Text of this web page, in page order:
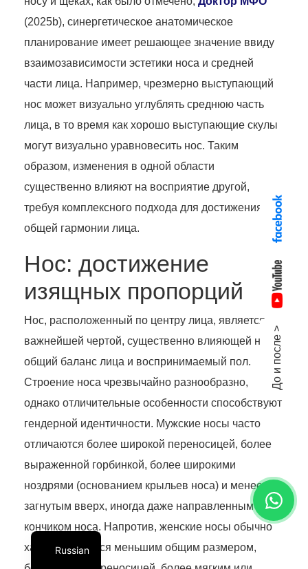
(2025b), синергетическое анатомическое
планирование имеет решающее значение ввиду
взаимозависимости эстетики носа и средней
части лица. Например, чрезмерно выступающий
нос может визуально углублять среднюю часть
лица, в то время как хорошо выступающие скулы
могут визуально уравновесить нос. Таким
образом, изменения в одной области
существенно влияют на восприятие другой,
требуя комплексного подхода для достижения
общей гармонии лица.
Нос: достижение
изящных пропорций
Нос, расположенный по центру лица, является
важнейшей чертой, существенно влияющей на
общий баланс лица и воспринимаемый пол.
Строение носа чрезвычайно разнообразно,
однако отличительные особенности способствуют
гендерной идентичности. Мужские носы часто
отличаются более широкой переносицей, более
выраженной горбинкой, более широкими
ноздрями (основанием крыльев носа) и менее
загнутым вверх, иногда даже направленным вниз,
кончиком носа. Напротив, женские носы обычно
характеризуются меньшим общим размером,
До и после >
Russian